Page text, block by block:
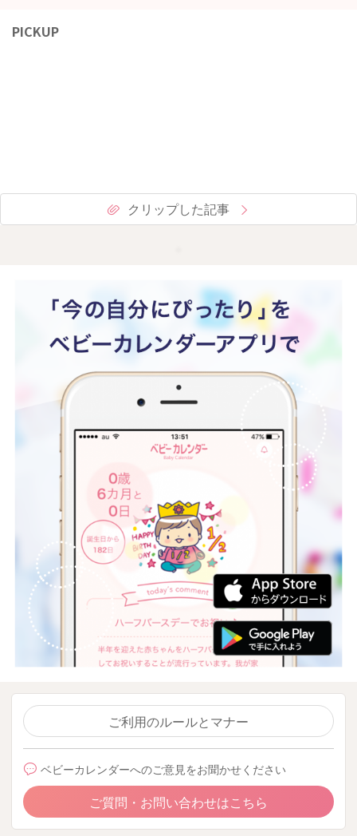
PICKUP
クリップした記事
ご利用のルールとマナー
ベビーカレンダーへのご意見をお聞かせください
ご質問・お問い合わせはこちら